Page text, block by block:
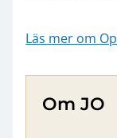
Läs mer om
Om JO